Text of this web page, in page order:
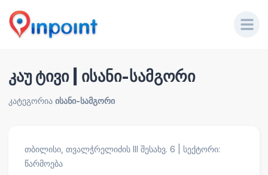
კაუ ტივი | ისანი-სამგორი
კატეგორია ისანი-სამგორი
თბილისი, თვალჭრელიძის III შესახვ. 6 | სექტორი:
წარმოება